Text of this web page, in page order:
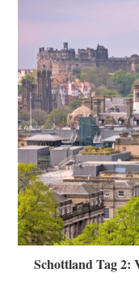
Schottland Tag 2: